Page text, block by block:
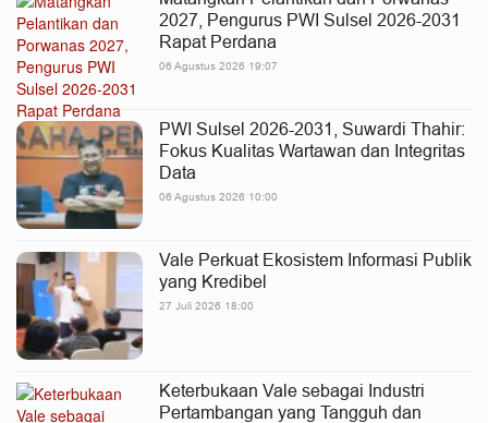
2027, Pengurus PWI Sulsel 2026-2031
Rapat Perdana
06 Agustus 2026 19:07
PWI Sulsel 2026-2031, Suwardi Thahir:
Fokus Kualitas Wartawan dan Integritas
Data
06 Agustus 2026 10:00
Vale Perkuat Ekosistem Informasi Publik
yang Kredibel
27 Juli 2026 18:00
Keterbukaan Vale sebagai Industri
Pertambangan yang Tangguh dan